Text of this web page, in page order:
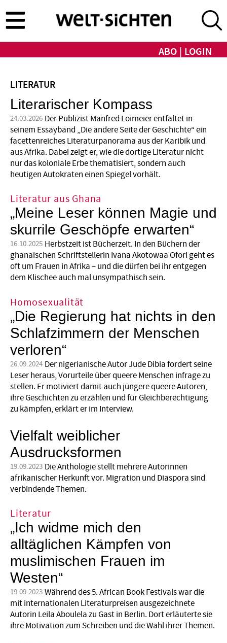
zum
Inhalt
ABO LOGIN
LITERATUR
Literarischer Kompass
24.03.2026 Der Publizist Manfred Loimeier entfaltet in
seinem Essayband „Die andere Seite der Geschichte“ ein
facettenreiches Literaturpanorama aus der Karibik und
aus Afrika. Dabei zeigt er, wie die dortige Literatur nicht
nur das koloniale Erbe thematisiert, sondern auch
heutigen Autokraten einen Spiegel vorhält.
Literatur aus Ghana
„Meine Leser können Magie und
skurrile Geschöpfe erwarten“
16.10.2025 Herbstzeit ist Bücherzeit. In den Büchern der
ghanaischen Schriftstellerin Ivana Akotowaa Ofori geht es
oft um Frauen in Afri­ka – und die dürfen bei ihr entgegen
dem Klischee auch mal unsympathisch sein.
Homosexualität
„Die Regierung hat nichts in den
Schlafzimmern der Menschen
verloren“
26.09.2024 Der nigerianische Autor Jude Dibia fordert seine
Leser heraus, Vorurteile über queere Menschen infrage zu
stellen. Er motiviert damit auch jüngere queere Autoren,
ihre Geschichten zu erzählen und für Gleichberechtigung
zu kämpfen, erklärt er im Interview.
Vielfalt weiblicher
Ausdrucksformen
19.09.2023 Die Anthologie stellt mehrere Autorinnen
afrikanischer Herkunft vor. Migration und Diaspora sind
verbindende Themen.
Literatur
„Ich widme mich den
alltäglichen Kämpfen von
muslimischen Frauen im
Westen“
19.09.2023 Während des 5. African Book Festivals war die
mit internationalen Literaturpreisen ausgezeichnete
Autorin Leila Aboulela zu Gast in Berlin. Dort erläuterte sie
ihre Motivation zum Schreiben und die Wahl ihrer Themen.